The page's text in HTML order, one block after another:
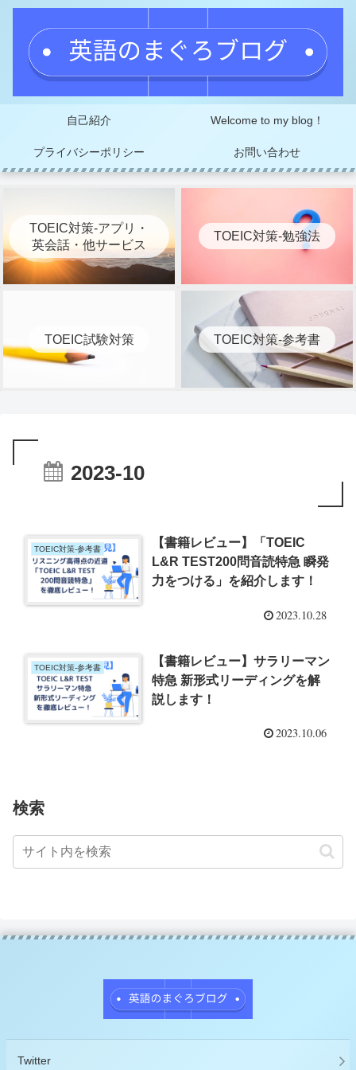
自己紹介 Welcome to my blog！
プライバシーポリシー お問い合わせ
TOEIC対策-アプリ・
英会話・他サービス
TOEIC対策-勉強法
TOEIC試験対策 TOEIC対策-参考書
2023-10
TOEIC対策-参考書
【書籍レビュー】「TOEIC
L&R TEST200問音読特急 瞬発
力をつける」を紹介します！
2023.10.28
TOEIC対策-参考書
【書籍レビュー】サラリーマン
特急 新形式リーディングを解
説します！
2023.10.06
検索
Twitter